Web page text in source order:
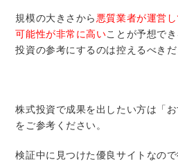
規模の大きさから 悪質業者が運営
可能性が非常に高いことが予想で
投資の参考にするのは控えるべきだ
株式投資で成果を出したい方は「お
をご参考ください。
検証中に見つけた優良サイトなの